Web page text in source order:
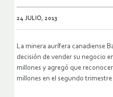
24 JULIO, 2013
La minera aurífera canadiense
decisión de vender su negocio
millones y agregó que
millones en el segundo